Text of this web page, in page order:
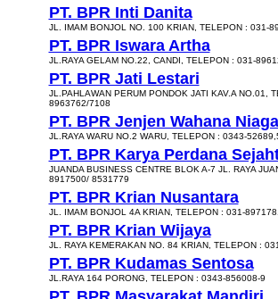
PT. BPR Inti Danita
JL. IMAM BONJOL NO. 100 KRIAN, TELEPON : 031-
PT. BPR Iswara Artha
JL.RAYA GELAM NO.22, CANDI, TELEPON : 031-
PT. BPR Jati Lestari
JL.PAHLAWAN PERUM PONDOK JATI KAV.A NO.01,
8963762/7108
PT. BPR Jenjen Wahana
JL.RAYA WARU NO.2 WARU, TELEPON : 0343-
PT. BPR Karya Perdana
JUANDA BUSINESS CENTRE BLOK A-7 JL. RAYA
8917500/ 8531779
PT. BPR Krian Nusantara
JL. IMAM BONJOL 4A KRIAN, TELEPON : 031-
PT. BPR Krian Wijaya
JL. RAYA KEMERAKAN NO. 84 KRIAN, TELEPON :
PT. BPR Kudamas Sentosa
JL.RAYA 164 PORONG, TELEPON : 0343-856008-9